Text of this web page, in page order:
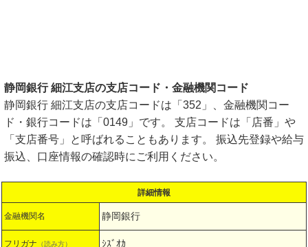
静岡銀行 細江支店の支店コード・金融機関コード
静岡銀行 細江支店の支店コードは「352」、金融機関コー
ド・銀行コードは「0149」です。 支店コードは「店番」や
「支店番号」と呼ばれることもあります。 振込先登録や給与
振込、口座情報の確認時にご利用ください。
詳細情報
金融機関名 静岡銀行
フリガナ （読み方） ｼｽﾞｵｶ